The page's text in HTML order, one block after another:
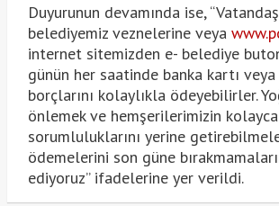
Duyurunun devamında ise,
belediyemiz veznelerine veya
internet sitemizden e- belediye
günün her saatinde banka kartı
borçlarını kolaylıkla ödeyebilirler.
önlemek ve hemşerilerimizin
sorumluluklarını yerine
ödemelerini son güne
ediyoruz” ifadelerine yer verildi.